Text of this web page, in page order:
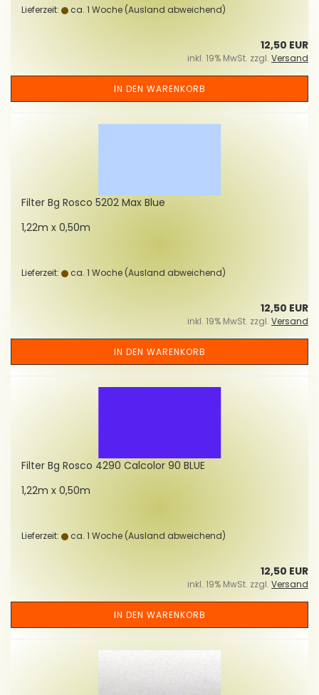
Lieferzeit: ca. 1 Woche (Ausland abweichend)
12,50 EUR
inkl. 19% MwSt. zzgl. Versand
IN DEN WARENKORB
Fil­ter Bg Rosco 5202 Max Blue
1,22m x 0,50m
Lieferzeit: ca. 1 Woche (Ausland abweichend)
12,50 EUR
inkl. 19% MwSt. zzgl. Versand
IN DEN WARENKORB
Fil­ter Bg Rosco 4290 Cal­co­lor 90 BLUE
1,22m x 0,50m
Lieferzeit: ca. 1 Woche (Ausland abweichend)
12,50 EUR
inkl. 19% MwSt. zzgl. Versand
IN DEN WARENKORB